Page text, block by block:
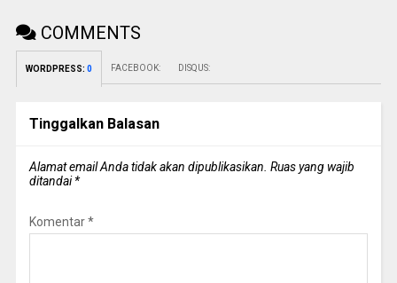
COMMENTS
WORDPRESS: 0 FACEBOOK: DISQUS:
Tinggalkan Balasan
Alamat email Anda tidak akan dipublikasikan. Ruas yang wajib
ditandai*
Komentar*